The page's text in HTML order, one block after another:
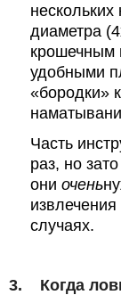
нескольких
диаметра
крошечным
удобными
«бородки»
Часть
раз, но
они очень
случаях.
3.
Когда